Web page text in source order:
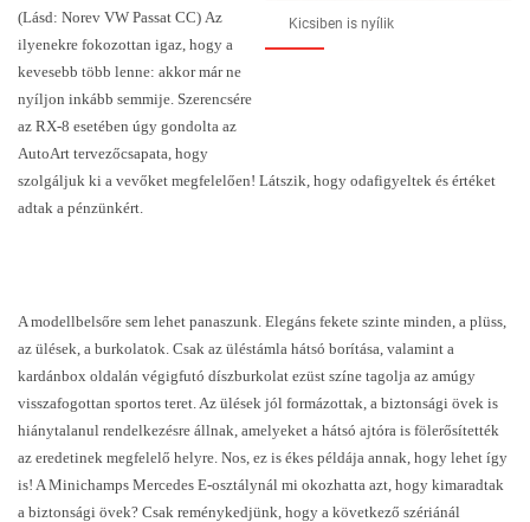
Kicsiben is nyílik
(Lásd: Norev VW Passat CC) Az
ilyenekre fokozottan igaz, hogy a
kevesebb több lenne: akkor már ne
nyíljon inkább semmije. Szerencsére
az RX-8 esetében úgy gondolta az
AutoArt tervezőcsapata, hogy
szolgáljuk ki a vevőket megfelelően! Látszik, hogy odafigyeltek és értéket
adtak a pénzünkért.
A modellbelsőre sem lehet panaszunk. Elegáns fekete szinte minden, a plüss,
az ülések, a burkolatok. Csak az üléstámla hátsó borítása, valamint a
kardánbox oldalán végigfutó díszburkolat ezüst színe tagolja az amúgy
visszafogottan sportos teret. Az ülések jól formázottak, a biztonsági övek is
hiánytalanul rendelkezésre állnak, amelyeket a hátsó ajtóra is fölerősítették
az eredetinek megfelelő helyre. Nos, ez is ékes példája annak, hogy lehet így
is! A Minichamps Mercedes E-osztálynál mi okozhatta azt, hogy kimaradtak
a biztonsági övek? Csak reménykedjünk, hogy a következő szériánál